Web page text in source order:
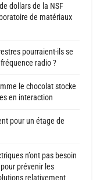
dollars de la NSF
de matériaux
pourraient-ils se
radio ?
le chocolat stocke
en interaction
pour un étage de
n’ont pas besoin
prévenir les
relativement